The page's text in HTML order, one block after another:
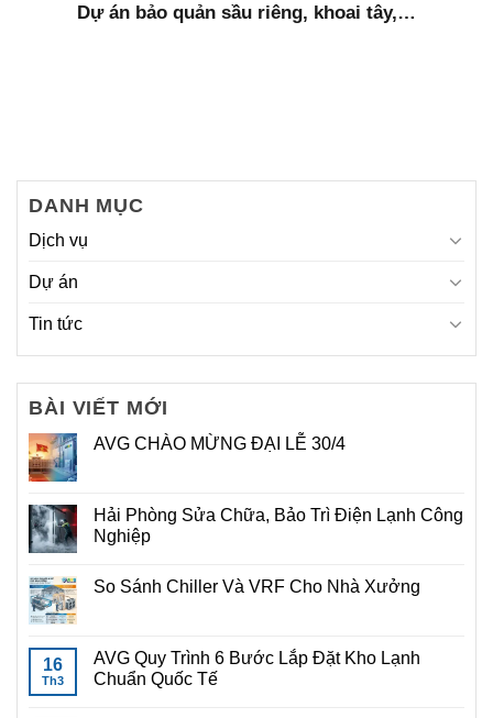
Dự án bảo quản sầu riêng, khoai tây,…
DANH MỤC
Dịch vụ
Dự án
Tin tức
BÀI VIẾT MỚI
AVG CHÀO MỪNG ĐẠI LỄ 30/4
Hải Phòng Sửa Chữa, Bảo Trì Điện Lạnh Công
Nghiệp
So Sánh Chiller Và VRF Cho Nhà Xưởng
16
Th3
AVG Quy Trình 6 Bước Lắp Đặt Kho Lạnh
Chuẩn Quốc Tế